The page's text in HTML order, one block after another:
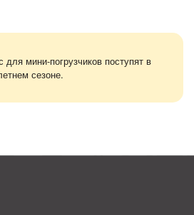
для мини-погрузчиков поступят в
сезоне.